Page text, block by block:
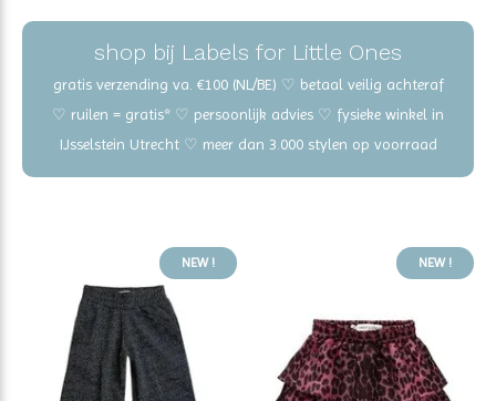
shop bij Labels for Little Ones
gratis verzending va. €100 (NL/BE) ♡ betaal veilig achteraf
♡ ruilen = gratis* ♡ persoonlijk advies ♡ fysieke winkel in
IJsselstein Utrecht ♡ meer dan 3.000 stylen op voorraad
NEW ! NEW !